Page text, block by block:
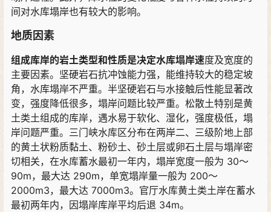
间对水库塌岸也有较大的影响。
地质因素
组成库岸的岩土类型和性质是决定水库塌岸速度及宽度的
主要因素。 坚硬岩石抗冲蚀能力强， 能维持较大的稳定坡
角 ， 水库塌岸不严重。 半坚硬岩石与水接触后性能显著改
变， 强度降低很多， 塌岸问题比较严重。 松散土特别是黄
土类土组成的库岸， 遇水易于软化、 湿化， 强度极低， 塌
岸问题严重。 三门峡水库区分布在两岸二、 三级阶地上部
的黄土状粉质黏土、 粉砂土、 砂土层或卵石土层与塌岸密
切相关， 在水库蓄水最初一年内， 塌岸宽度一般为 30～
90m， 最大达 290m， 单宽塌岸量一般为 200～
2000m3， 最大达 7000m3。 官厅水库黄土类土岸在蓄水
最初两年内， 因塌岸库岸平均后退 34m。